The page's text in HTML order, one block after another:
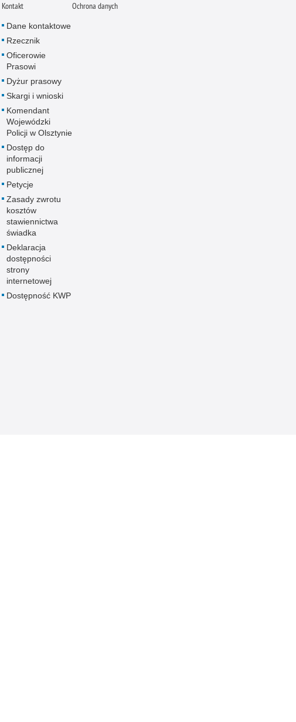
Kontakt
Dane kontaktowe
Rzecznik
Oficerowie
Prasowi
Dyżur prasowy
Skargi i wnioski
Komendant
Wojewódzki
Policji w Olsztynie
Dostęp do
informacji
publicznej
Petycje
Zasady zwrotu
kosztów
stawiennictwa
świadka
Deklaracja
dostępności
strony
internetowej
Dostępność KWP
Ochrona danych